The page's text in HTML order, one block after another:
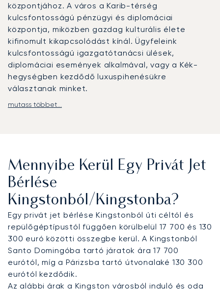
központjához. A város a Karib-térség
kulcsfontosságú pénzügyi és diplomáciai
központja, miközben gazdag kulturális élete
kifinomult kikapcsolódást kínál. Ügyfeleink
kulcsfontosságú igazgatótanácsi ülések,
diplomáciai események alkalmával, vagy a Kék-
hegységben kezdődő luxuspihenésükre
választanak minket.
A LunaJets-szel való utazását teljes mértékben
mellett.
Mi vagyunk az első európai brókercég, amely
elnyerte az ARGUS minősítést, ami szigorúan
igazolja a működési biztonság iránti
elkötelezettségünket. Ez a minősítés garantálja
az Ön teljes nyugalmát a karibi utazások során,
így Ön a repülés biztonságában bízva, kizárólag
kingstoni céljaira koncentrálhat.
mutass többet...
Mennyibe Kerül Egy Privát Jet
Bérlése
Kingstonból/Kingstonba?
Egy privát jet bérlése Kingstonból úti céltól és
repülőgéptípustól függően körülbelül 17 700 és 130
300 euró közötti összegbe kerül. A Kingstonból
Santo Domingóba tartó járatok ára 17 700
eurótól, míg a Párizsba tartó útvonalaké 130 300
eurótól kezdődik.
Az alábbi árak a Kingston városból induló és oda